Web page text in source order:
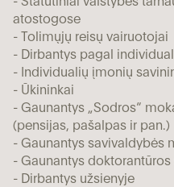
atostogose
- Tolimųjų reisų vairuotojai
- Dirbantys pagal
- Individualių įmonių
- Ūkininkai
- Gaunantys „Sodros“
(pensijas, pašalpas ir pan.)
- Gaunantys savivaldybės
- Gaunantys
- Dirbantys užsienyje